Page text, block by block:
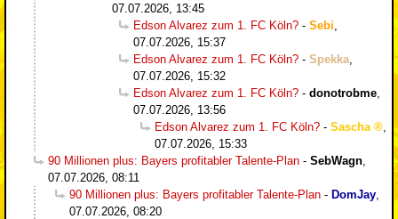
07.07.2026, 13:45
Edson Alvarez zum 1. FC Köln? - Sebi
07.07.2026, 15:37
Edson Alvarez zum 1. FC Köln? - Spekka
07.07.2026, 15:32
Edson Alvarez zum 1. FC Köln? - donotrobme
07.07.2026, 13:56
Edson Alvarez zum 1. FC Köln? - Sascha
07.07.2026, 15:33
90 Millionen plus: Bayers profitabler Talente-Plan - SebWagn
07.07.2026, 08:11
90 Millionen plus: Bayers profitabler Talente-Plan - DomJay
07.07.2026, 08:20